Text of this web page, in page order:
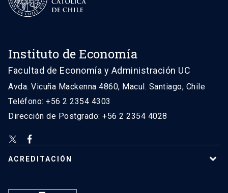
Instituto de Economía
Facultad de Economía y Administración UC
Avda. Vicuña Mackenna 4860, Macul. Santiago, Chile
Teléfono: +56 2 2354 4303
Dirección de Postgrado: +56 2 2354 4028
ACREDITACIÓN